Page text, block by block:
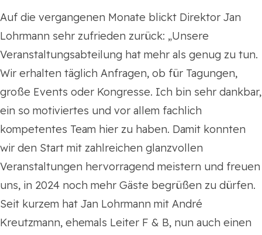
Auf die vergangenen Monate blickt Direktor Jan
Lohrmann sehr zufrieden zurück: „Unsere
Veranstaltungsabteilung hat mehr als genug zu tun.
Wir erhalten täglich Anfragen, ob für Tagungen,
große Events oder Kongresse. Ich bin sehr dankbar,
ein so motiviertes und vor allem fachlich
kompetentes Team hier zu haben. Damit konnten
wir den Start mit zahlreichen glanzvollen
Veranstaltungen hervorragend meistern und freuen
uns, in 2024 noch mehr Gäste begrüßen zu dürfen.
Seit kurzem hat Jan Lohrmann mit André
Kreutzmann, ehemals Leiter F & B, nun auch einen